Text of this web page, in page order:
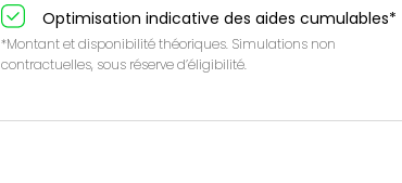
Optimisation indicative des aides cumulables*
*Montant et disponibilité théoriques. Simulations non
contractuelles, sous réserve d’éligibilité.